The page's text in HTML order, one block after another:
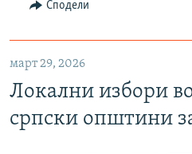
Сподели
март 29, 2026
Локални избори
српски општини